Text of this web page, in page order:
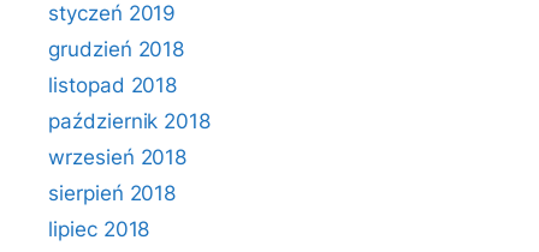
styczeń 2019
grudzień 2018
listopad 2018
październik 2018
wrzesień 2018
sierpień 2018
lipiec 2018